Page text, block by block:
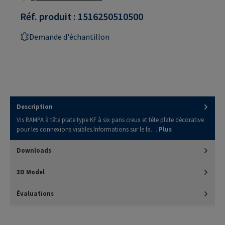
Réf. produit : 1516250510500
Demande d'échantillon
Description
Vis RAMPA à tête plate type KF à six pans creux et tête plate décorative
pour les connexions visibles.Informations sur le fa… Plus
Downloads
3D Model
Évaluations